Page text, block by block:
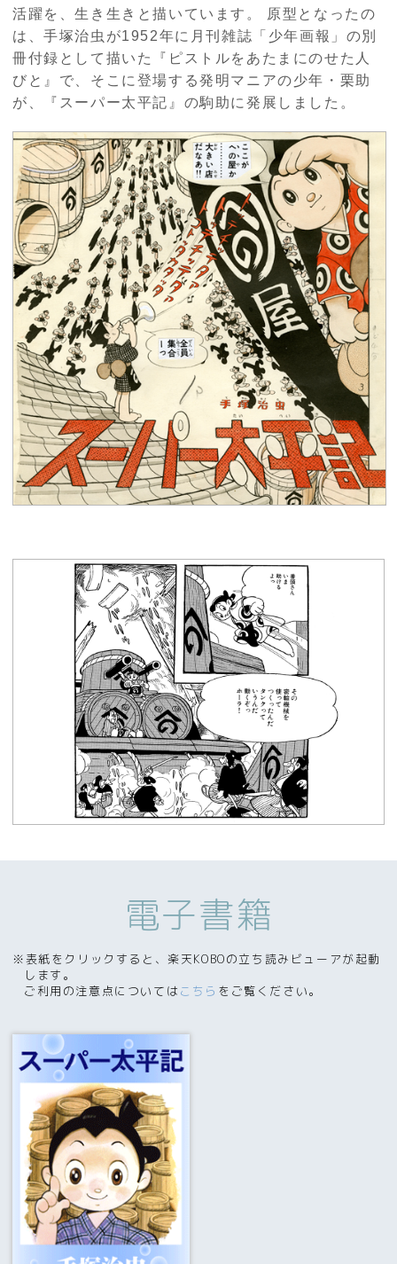
活躍を、生き生きと描いています。 原型となったの
は、手塚治虫が1952年に月刊雑誌「少年画報」の別
冊付録として描いた『ピストルをあたまにのせた人
びと』で、そこに登場する発明マニアの少年・栗助
が、『スーパー太平記』の駒助に発展しました。
電子書籍
※表紙をクリックすると、楽天KOBOの立ち読みビューアが起動
します。
ご利用の注意点については こちら をご覧ください。